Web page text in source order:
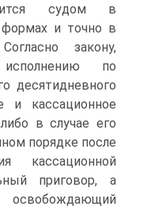
судом в
формах и точно в
закону,
по
десятидневного
и кассационное
в случае его
порядке после
кассационной
приговор, а